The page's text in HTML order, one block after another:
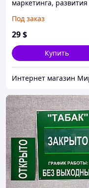
маркетинга,
olive)
Под заказ
29$
Купить